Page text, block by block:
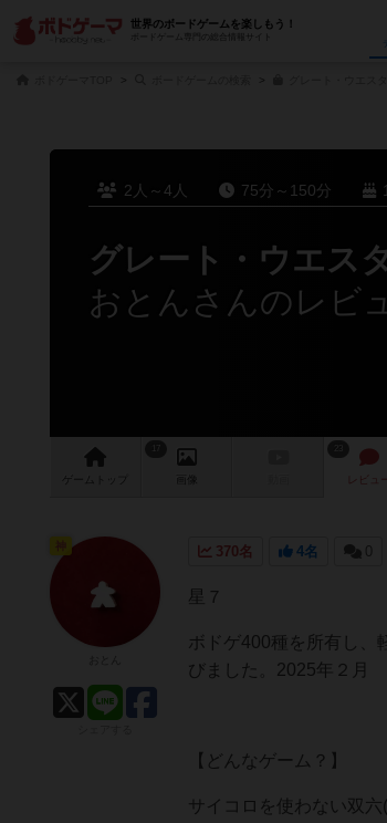
世界のボードゲームを楽しもう！
ボードゲーム専門の総合情報サイト
2人～4人 75分～150分
グレート・ウエス
おとんさんのレビ
ゲーム 画像 レビュー
370名 4名 0
星７
ボドゲ400種を所有し、
びました。2025年２月
【どんなゲーム？】
サイコロを使わない双